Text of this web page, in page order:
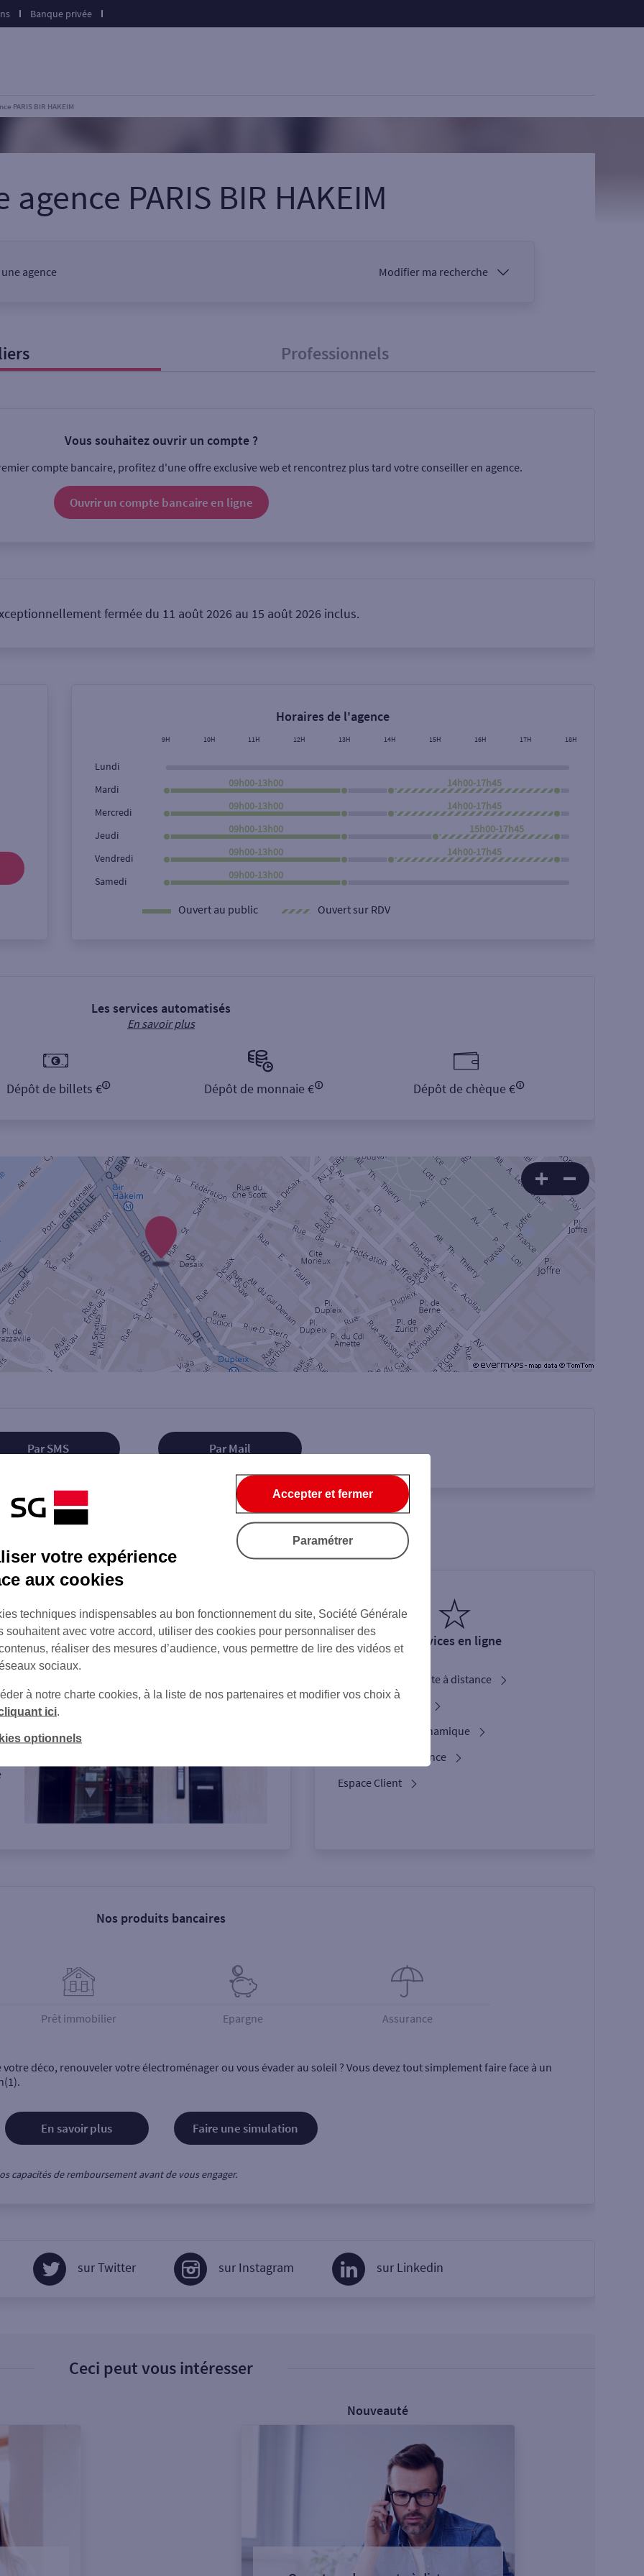
Banque privée
PARIS BIR HAKEIM
agence PARIS BIR HAKEIM
agence Modifier ma recherche
Ouverte le lundi Coffre-fort
Professionnels
Vous souhaitez ouvrir un compte ?
compte bancaire, profitez d'une offre exclusive web et rencontrez plus tard votre conseiller en agence.
Ouvrir un compte bancaire en ligne
fermée du 11 août 2026 au 15 août 2026 inclus.
Horaires de l'agence
9H 10H 11H 12H 13H 14H 15H 16H 17H 18H
Lundi
Mardi
09h00-13h00 14h00-17h45
Mercredi
09h00-13h00 14h00-17h45
Jeudi
09h00-13h00 15h00-17h45
Vendredi
09h00-13h00 14h00-17h45
Samedi
09h00-13h00
Ouvert au public Ouvert sur RDV
Les services automatisés
En savoir plus
Dépôt de billets € Dépôt de monnaie € Dépôt de chèque €
Par SMS Par Mail
Tout ce qu'il faut savoir...
de l'agence Services en ligne
Ouverture de compte à distance
L'option Crypto Dynamique
Les services d’urgence
Espace Client
Nos produits bancaires
déco, renouveler votre électroménager ou vous évader au soleil ? Vous devez tout simplement faire face à un
En savoir plus Faire une simulation
capacités de remboursement avant de vous engager.
Prêt immobilier Epargne Assurance
sur Twitter sur Instagram sur Linkedin
Ceci peut vous intéresser
Nouveauté
votre expérience
aux cookies
techniques indispensables au bon fonctionnement du site, Société Générale
souhaitent avec votre accord, utiliser des cookies pour personnaliser des
réaliser des mesures d’audience, vous permettre de lire des vidéos et
sociaux.
à notre charte cookies, à la liste de nos partenaires et modifier vos choix à
ici.
optionnels
Accepter et fermer
Paramétrer